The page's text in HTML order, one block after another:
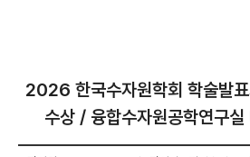
2026 한국수자원학회 학술발
수상 / 융합수자원공학연구실